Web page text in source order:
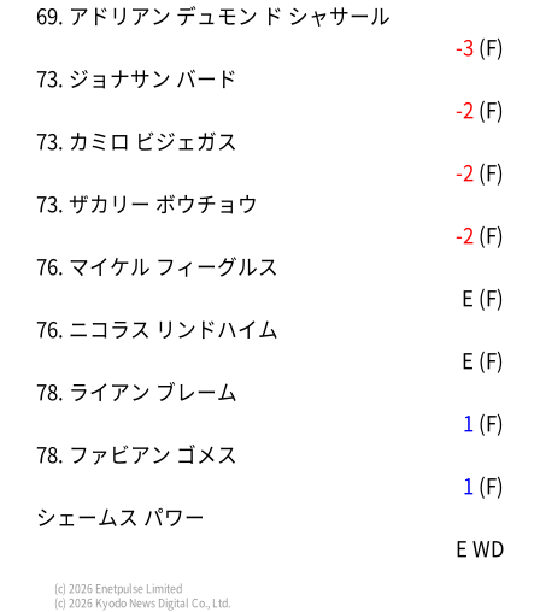
69. アドリアン デュモン ド シャサール
-3 (F)
73. ジョナサン バード
-2 (F)
73. カミロ ビジェガス
-2 (F)
73. ザカリー ボウチョウ
-2 (F)
76. マイケル フィーグルス
E (F)
76. ニコラス リンドハイム
E (F)
78. ライアン ブレーム
1 (F)
78. ファビアン ゴメス
1 (F)
シェームス パワー
E WD
(c) 2026 Enetpulse Limited
(c) 2026 Kyodo News Digital Co., Ltd.